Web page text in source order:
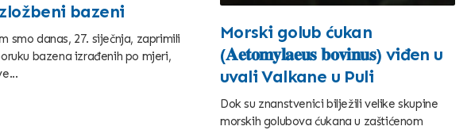
bazeni
smo danas, 27. siječnja, zaprimili
bazena izrađenih po mjeri,
Morski golub ćukan
(𝐀𝐞𝐭𝐨𝐦𝐲𝐥𝐚𝐞𝐮𝐬 𝐛𝐨𝐯𝐢𝐧𝐮𝐬) viđen u
uvali Valkane u Puli
Dok su znanstvenici bilježili velike skupine
morskih golubova ćukana u zaštićenom